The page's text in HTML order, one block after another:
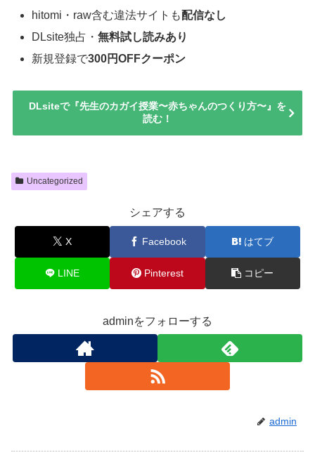
hitomi・raw含む違法サイトも配信なし
DLsite独占・無料試し読みあり
新規登録で300円OFFクーポン
DLsiteで『先生のカガイ授業〜赤ちゃんのつくり方〜』を
読む！
Uncategorized
シェアする
X Facebook はてブ
LINE Pinterest コピー
adminをフォローする
admin